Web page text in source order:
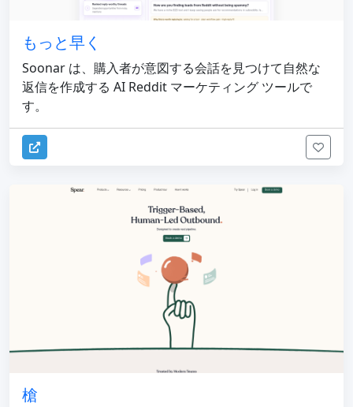
もっと早く
Soonar は、購入者が意図する会話を見つけて自然な
返信を作成する AI Reddit マーケティング ツールで
す。
槍